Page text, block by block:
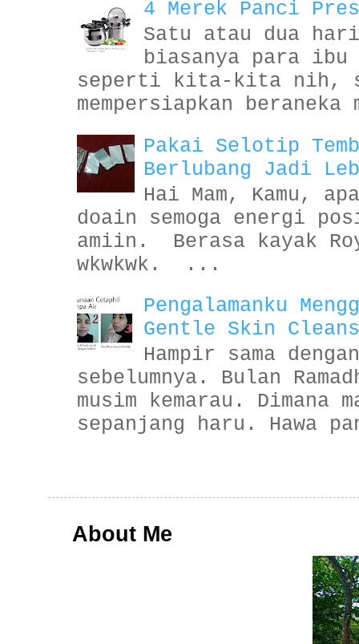
4 Merek Panci
Satu atau dua
biasanya para ibu
seperti kita-kita nih,
mempersiapkan
Pakai Selotip
Berlubang Jadi
Hai Mam, Kamu,
doain semoga energi
amiin. Berasa kayak
wkwkwk. ...
Pengalamanku
Gentle Skin
Hampir sama
sebelumnya. Bulan
musim kemarau. Dimana
sepanjang haru. Hawa
About Me